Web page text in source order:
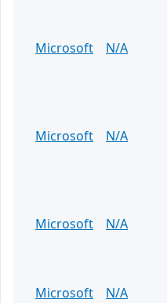
Microsoft
N/A
Microsoft
N/A
Microsoft
N/A
Microsoft
N/A